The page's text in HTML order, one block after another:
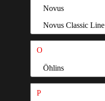
Novus
Novus Classic Line
O
Öhlins
P